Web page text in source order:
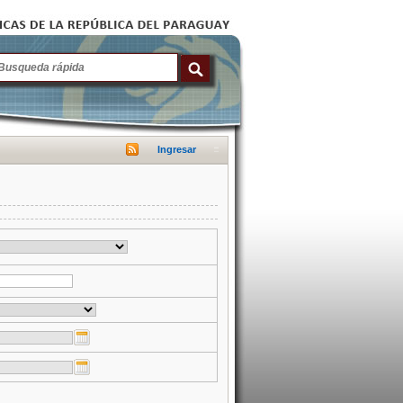
Ingresar